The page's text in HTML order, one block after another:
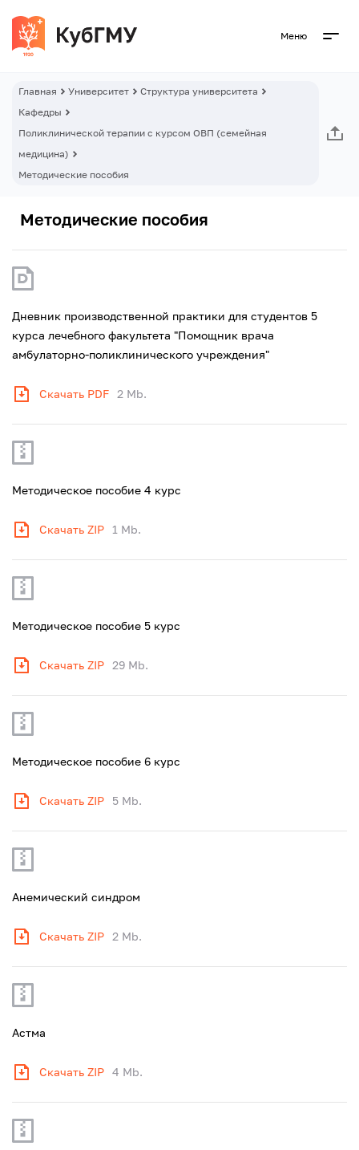
Меню
Главная Университет
Структура университета
Кафедры
Поликлинической терапии с курсом ОВП (семейная
медицина)
Методические пособия
Методические пособия
Дневник производственной практики для студентов 5
курса лечебного факультета "Помощник врача
амбулаторно-поликлинического учреждения"
Скачать PDF 2 Mb.
Методическое пособие 4 курс
Скачать ZIP 1 Mb.
Методическое пособие 5 курс
Скачать ZIP 29 Mb.
Методическое пособие 6 курс
Скачать ZIP 5 Mb.
Анемический синдром
Скачать ZIP 2 Mb.
Астма
Скачать ZIP 4 Mb.